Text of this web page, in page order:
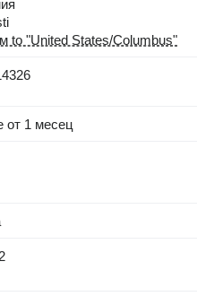
to "United States/Columbus"
от 1 месец